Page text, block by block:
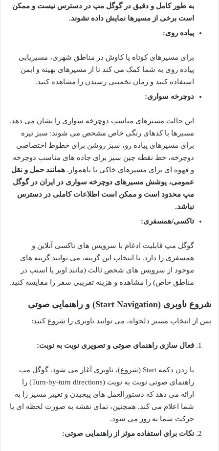
به طور کامل و دقیق در گوگل مپ در دسترس نیست و ممکن
است برخی از مسیرها نمایش داده نشوند.
پیاده روی:
برای مسیرهای کوتاه یا کاوش در مناطق شهری، مسیریابی
پیاده روی به شما کمک می کند تا از مسیرهای بهینه و ایمن
استفاده کنید و زمان تخمینی رسیدن را مشاهده کنید.
دوچرخه سواری:
این حالت مسیرهای مناسب دوچرخه سواری را نشان می دهد.
مسیرها با کدهای رنگی خاص مشخص می شوند: سبز تیره
برای مسیرهای پیاده رو، سبز روشن برای خطوط اختصاصی
دوچرخه، خط نقطه چین سبز برای جاده های مناسب دوچرخه
و قهوه ای برای مسیرهای خاکی یا ناهموار. همانند حمل و نقل
عمومی، پوشش مسیرهای دوچرخه سواری در ایران در گوگل
مپ محدود است و ممکن است اطلاعات کاملی در دسترس
نباشد.
تاکسی/همسفری:
گوگل مپ قابلیت ادغام با سرویس های تاکسی آنلاین و
همسفری را دارد. با انتخاب این گزینه، می توانید گزینه های
موجود از سرویس های شخص ثالث (مانند اوبر یا اسنپ در
مناطق خاص) را مشاهده و هزینه تقریبی سفر را مقایسه کنید.
شروع ناوبری (Start Navigation) و راهنمایی صوتی
پس از انتخاب مسیر دلخواه، می توانید ناوبری را شروع کنید:
فعال سازی راهنمای صوتی و تصویری نوبت به نوبت:
با زدن دکمه Start (شروع)، ناوبری آغاز می شود. گوگل مپ
راهنمای صوتی نوبت به نوبت (Turn-by-turn directions) را
ارائه می دهد که دستورالعمل های پیچیدن و تغییر مسیر را به
شما اعلام می کند. همچنین، نمای نقشه به صورت لحظه ای با
حرکت شما به روز می شود.
نکات برای استفاده موثر از راهنمایی صوتی: